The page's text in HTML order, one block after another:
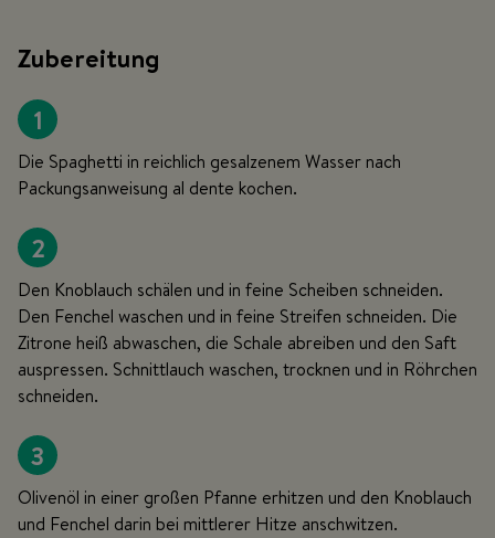
Zubereitung
1
Die Spaghetti in reichlich gesalzenem Wasser nach
Packungsanweisung al dente kochen.
2
Den Knoblauch schälen und in feine Scheiben schneiden.
Den Fenchel waschen und in feine Streifen schneiden. Die
Zitrone heiß abwaschen, die Schale abreiben und den Saft
auspressen. Schnittlauch waschen, trocknen und in Röhrchen
schneiden.
3
Olivenöl in einer großen Pfanne erhitzen und den Knoblauch
und Fenchel darin bei mittlerer Hitze anschwitzen.